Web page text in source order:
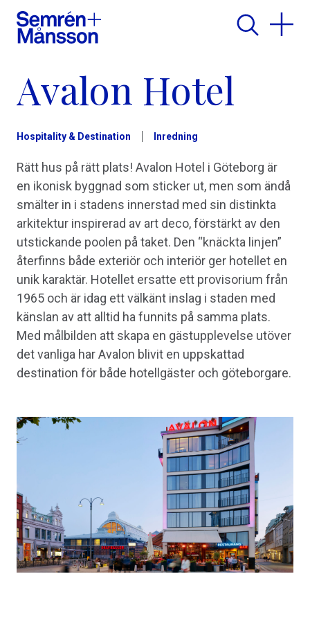
Avalon Hotel
Hospitality & Destination Inredning
Rätt hus på rätt plats! Avalon Hotel i Göteborg är
en ikonisk byggnad som sticker ut, men som ändå
smälter in i stadens innerstad med sin distinkta
arkitektur inspirerad av art deco, förstärkt av den
utstickande poolen på taket. Den “knäckta linjen”
återfinns både exteriör och interiör ger hotellet en
unik karaktär. Hotellet ersatte ett provisorium från
1965 och är idag ett välkänt inslag i staden med
känslan av att alltid ha funnits på samma plats.
Med målbilden att skapa en gästupplevelse utöver
det vanliga har Avalon blivit en uppskattad
destination för både hotellgäster och göteborgare.